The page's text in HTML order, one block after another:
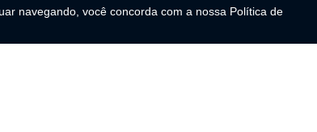
navegando, você concorda com a nossa Política de